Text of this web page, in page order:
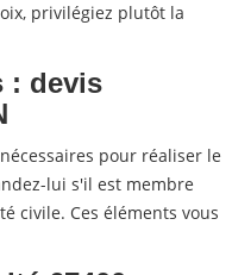
privilégiez plutôt la
: devis
pour réaliser le
lui s'il est membre
civile. Ces éléments vous